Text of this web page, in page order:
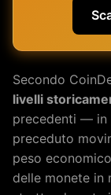
Secondo
livelli
precedenti — in
preceduto
peso
delle monete in